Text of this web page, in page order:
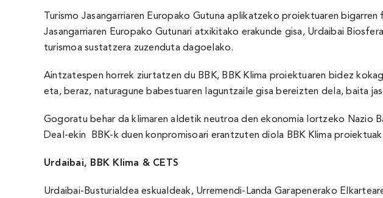
Turismo Jasangarriaren Europako Gutuna aplikatzeko proiektuaren
Jasangarriaren Europako Gutunari atxikitako erakunde gisa, Urdaibai
turismoa sustatzera zuzenduta dagoelako.
Aintzatespen horrek ziurtatzen du BBK, BBK Klima proiektuaren bidez
eta, beraz, naturagune babestuaren laguntzaile gisa bereizten dela, baita
Gogoratu behar da klimaren aldetik neutroa den ekonomia lortzeko Nazio
Deal-ekin BBK-k duen konpromisoari erantzuten diola BBK Klima proiektuak.
Urdaibai, BBK Klima & CETS
Urdaibai-Busturialdea eskualdeak, Urremendi-Landa Garapenerako